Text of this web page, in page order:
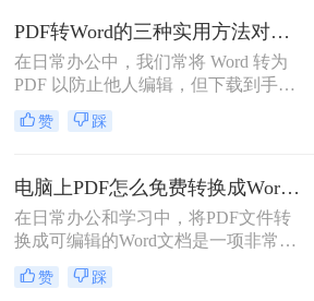
PDF转Word的三种实用方法对比：可编辑、保格式、避风险！
在日常办公中，我们常将 Word 转为
PDF 以防止他人编辑，但下载到手的
PDF 往往又需要修改内容，这时就不
得不将 PDF 再转回 Word。然而，很
错乱，要么工具捆绑广告，甚至文件
受损。那么 PDF 如何改成 Word 文
档？本文从 转换质量、操作难度、文
件安全、批量能力 四个维度，对比三
种主流方法，帮助您快速选出最合适
的那一种。
赞 踩
电脑上PDF怎么免费转换成Word？四种方法对比与实操指南（附详细表格）!
在日常办公和学习中，将PDF文件转
换成可编辑的Word文档是一项非常高
频的需求。PDF虽然版式固定、不易
篡改，但编辑修改较为困难，而Word
赞 踩